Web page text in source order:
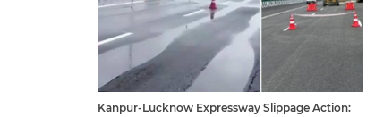
Kanpur-Lucknow Expressway Slippage Action: